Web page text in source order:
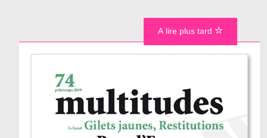
A lire plus tard